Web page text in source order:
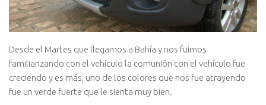
Desde el Martes que llegamos a Bahía y nos fuimos
familiarizando con el vehículo la comunión con el vehículo fue
creciendo y es más, uno de los colores que nos fue atrayendo
fue un verde fuerte que le sienta muy bien.